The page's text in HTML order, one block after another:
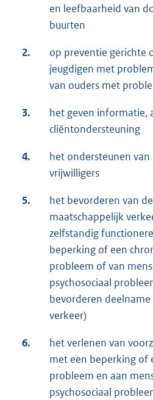
en leefbaarheid van
buurten
2.
op preventie gerichte
jeugdigen met
van ouders met
3.
het geven informatie,
cliëntondersteuning
4.
het ondersteunen
vrijwilligers
5.
het bevorderen van
maatschappelijk
zelfstandig
beperking of een
probleem of van
psychosociaal
bevorderen
verkeer)
6.
het verlenen van
met een beperking of
probleem en aan
psychosociaal